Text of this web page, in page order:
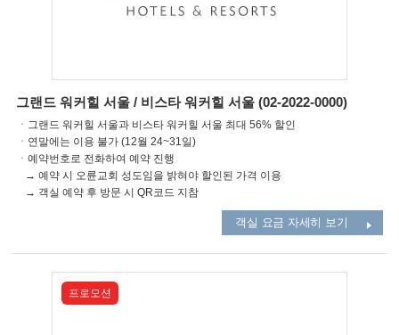
그랜드 워커힐 서울 / 비스타 워커힐 서울 (02-2022-0000)
ㆍ그랜드 워커힐 서울과 비스타 워커힐 서울 최대 56% 할인
ㆍ연말에는 이용 불가 (12월 24~31일)
ㆍ예약번호로 전화하여 예약 진행
→ 예약 시 오륜교회 성도임을 밝혀야 할인된 가격 이용
→ 객실 예약 후 방문 시 QR코드 지참
객실 요금 자세히 보기
프로모션